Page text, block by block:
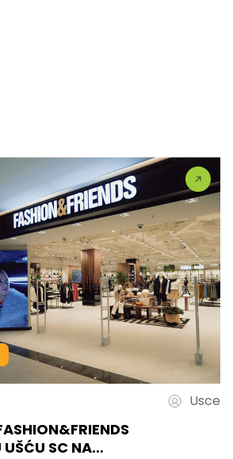
Usce
UŠĆU SC NA…